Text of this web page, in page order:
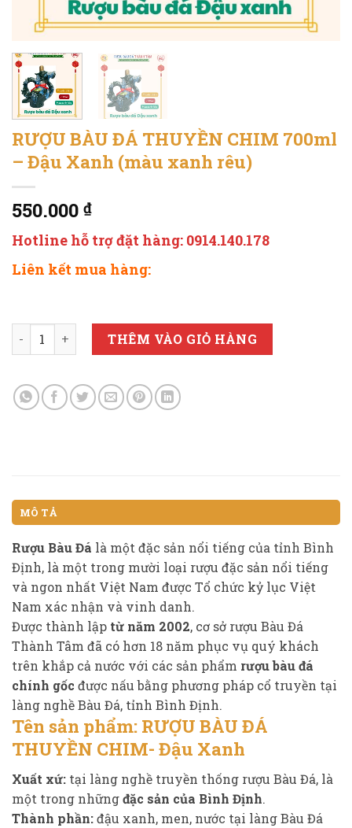
RƯỢU BÀU ĐÁ THUYỀN CHIM 700ml
– Đậu Xanh (màu xanh rêu)
550.000 ₫
Hotline hỗ trợ đặt hàng: 0914.140.178
Liên kết mua hàng:
RƯỢU BÀU ĐÁ THUYỀN CHIM 700ml - Đậu Xanh (màu
THÊM VÀO GIỎ HÀNG
MÔ TẢ
Rượu Bàu Đá là một đặc sản nổi tiếng của tỉnh Bình
Định, là một trong mười loại rượu đặc sản nổi tiếng
và ngon nhất Việt Nam được Tổ chức kỷ lục Việt
Nam xác nhận và vinh danh.
Được thành lập từ năm 2002, cơ sở rượu Bàu Đá
Thành Tâm đã có hơn 18 năm phục vụ quý khách
trên khắp cả nước với các sản phẩm rượu bàu đá
chính gốc được nấu bằng phương pháp cổ truyền tại
làng nghề Bàu Đá, tỉnh Bình Định.
Tên sản phẩm: RƯỢU BÀU ĐÁ
THUYỀN CHIM- Đậu Xanh
Xuất xứ: tại làng nghề truyền thống rượu Bàu Đá, là
một trong nhữngđặc sản của Bình Định.
Thành phần:đậu xanh, men, nước tại làng Bàu Đá